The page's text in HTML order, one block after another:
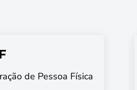
de Pessoa Física